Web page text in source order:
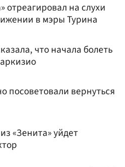
отреагировал на слухи
в мэры Турина
что начала болеть
посоветовали вернуться
«Зенита» уйдет